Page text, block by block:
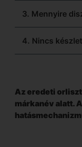
3. Mennyire
4. Nincs
Az eredeti
márkanév alatt.